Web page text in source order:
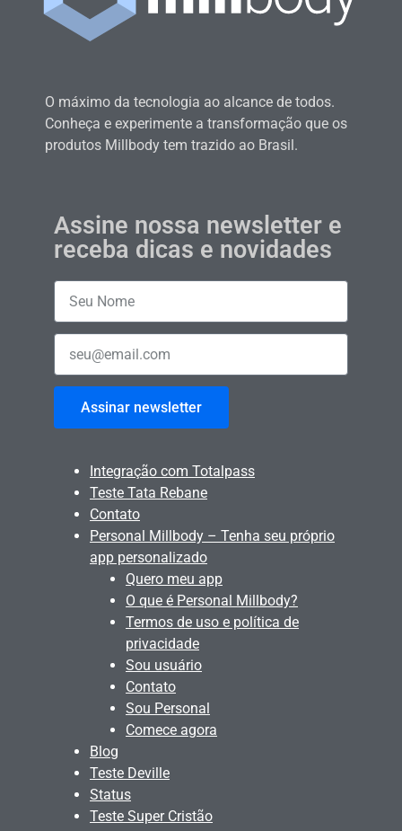
O máximo da tecnologia ao alcance de todos.
Conheça e experimente a transformação que os
produtos Millbody tem trazido ao Brasil.
Assine nossa newsletter e
receba dicas e novidades
Assinar newsletter
Integração com Totalpass
Teste Tata Rebane
Contato
Personal Millbody – Tenha seu próprio
app personalizado
Quero meu app
O que é Personal Millbody?
Termos de uso e política de
privacidade
Sou usuário
Contato
Sou Personal
Comece agora
Blog
Teste Deville
Status
Teste Super Cristão